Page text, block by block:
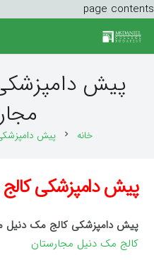
page contents
پیش
خانه chevron_right پیش
پیش دامپزشکی
پیش دامپزشکی کالج مک دنیل
کالج مک دنیل مجارستان